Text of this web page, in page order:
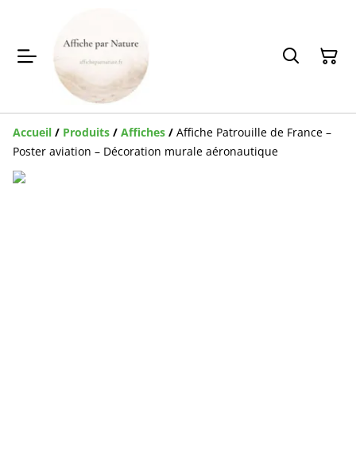
Accueil / Produits / Affiches / Affiche Patrouille de France –
Poster aviation – Décoration murale aéronautique